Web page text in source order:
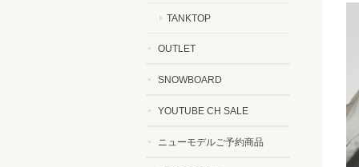
TANKTOP
OUTLET
SNOWBOARD
YOUTUBE CH SALE
ニューモデルご予約商品